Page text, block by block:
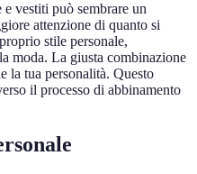
e vestiti può sembrare un
attenzione di quanto si
stile personale,
moda. La giusta combinazione
la tua personalità. Questo
il processo di abbinamento